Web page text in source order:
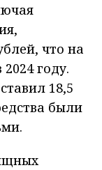
что на
году.
18,5
были